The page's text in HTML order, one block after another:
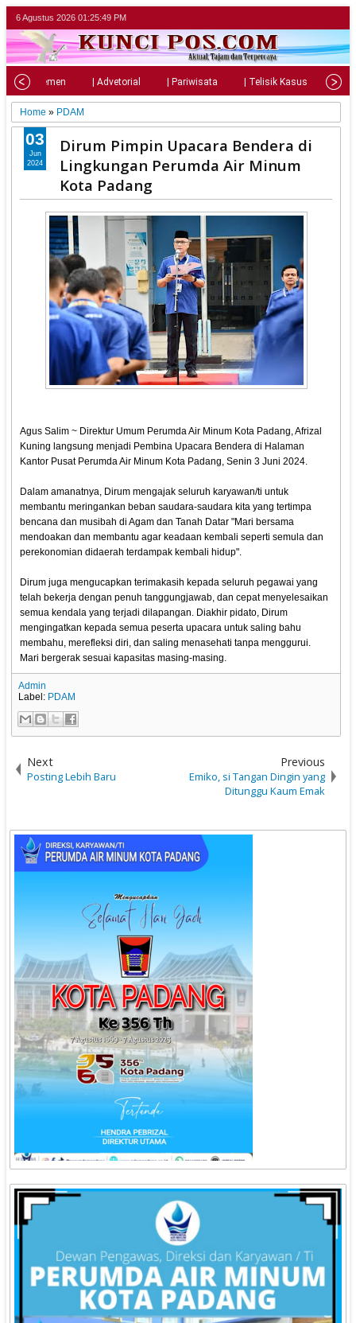
6 Agustus 2026 01:25:51 PM
| Parlemen | Advetorial | Pariwisata | Telisik Kasus |
Home » PDAM
Dirum Pimpin Upacara Bendera di
Lingkungan Perumda Air Minum
Kota Padang
Agus Salim ~ Direktur Umum Perumda Air Minum Kota Padang, Afrizal
Kuning langsung menjadi Pembina Upacara Bendera di Halaman
Kantor Pusat Perumda Air Minum Kota Padang, Senin 3 Juni 2024.
Dalam amanatnya, Dirum mengajak seluruh karyawan/ti untuk
membantu meringankan beban saudara-saudara kita yang tertimpa
bencana dan musibah di Agam dan Tanah Datar "Mari bersama
mendoakan dan membantu agar keadaan kembali seperti semula dan
perekonomian didaerah terdampak kembali hidup".
Dirum juga mengucapkan terimakasih kepada seluruh pegawai yang
telah bekerja dengan penuh tanggungjawab, dan cepat menyelesaikan
semua kendala yang terjadi dilapangan. Diakhir pidato, Dirum
mengingatkan kepada semua peserta upacara untuk saling bahu
membahu, merefleksi diri, dan saling menasehati tanpa menggurui.
Mari bergerak sesuai kapasitas masing-masing.
03
Jun
2024
Admin
Label: PDAM
Next
Posting Lebih Baru
Previous
Emiko, si Tangan Dingin yang
Ditunggu Kaum Emak